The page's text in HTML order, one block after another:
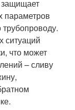
защищает
параметров
ситуаций
что может
– сливу